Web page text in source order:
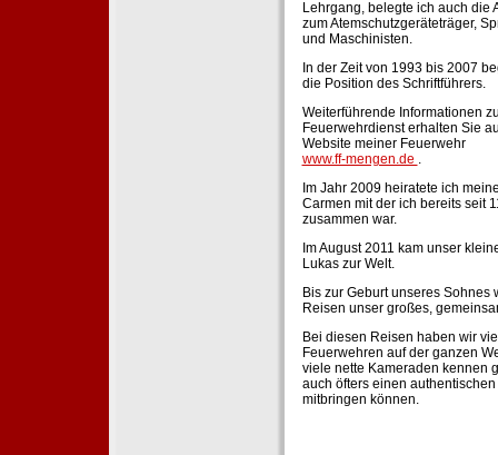
Lehrgang, belegte ich auch die
zum Atemschutzgeräteträger,
und Maschinisten.
In der Zeit von 1993 bis 2007
die Position des Schriftführers.
Weiterführende Informationen
Feuerwehrdienst erhalten Sie
Website meiner Feuerwehr
www.ff-mengen.de .
Im Jahr 2009 heiratete ich
Carmen mit der ich bereits seit
zusammen war.
Im August 2011 kam unser
Lukas zur Welt.
Bis zur Geburt unseres Sohnes
Reisen unser großes,
Bei diesen Reisen haben wir
Feuerwehren auf der ganzen
viele nette Kameraden kennen
auch öfters einen
mitbringen können.